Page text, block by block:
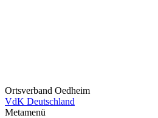
Ortsverband Oedheim
VdK Deutschland
Metamenü